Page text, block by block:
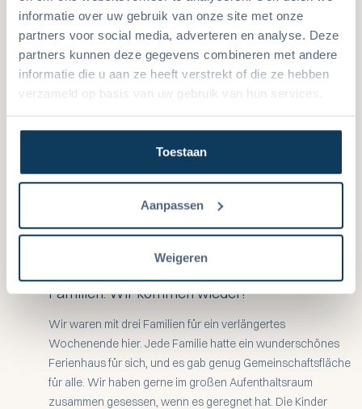
informatie over uw gebruik van onze site met onze
partners voor social media, adverteren en analyse. Deze
partners kunnen deze gegevens combineren met andere
informatie die u aan ze heeft verstrekt of die ze hebben
verzameld op basis van uw gebruik van hun services.
Toestaan
Aanpassen
Weigeren
14 15 16 17 18 19 20
21 22 23 24 25 26 27
28 29 30
Ein sehr gelungener Aufenthalt mit drei
Familien. Wir kommen wieder!
Wir waren mit drei Familien für ein verlängertes
Wochenende hier. Jede Familie hatte ein wunderschönes
Ferienhaus für sich, und es gab genug Gemeinschaftsfläche
für alle. Wir haben gerne im großen Aufenthaltsraum
zusammen gesessen, wenn es geregnet hat. Die Kinder